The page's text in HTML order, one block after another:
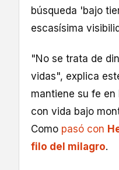
búsqueda 'bajo
escasísima
"No se trata de
vidas", explica
mantiene su fe en
con vida bajo
Como pasó con
filo del milagro.